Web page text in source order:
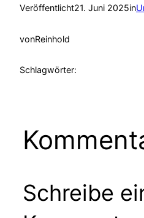
Veröffentlicht21. Juni 2025in
vonReinhold
Schlagwörter:
Schreibe